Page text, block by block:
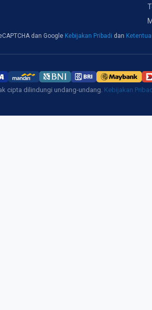
dan Google Kebijakan Pribadi dan
cipta dilindungi undang-undang. Kebijakan